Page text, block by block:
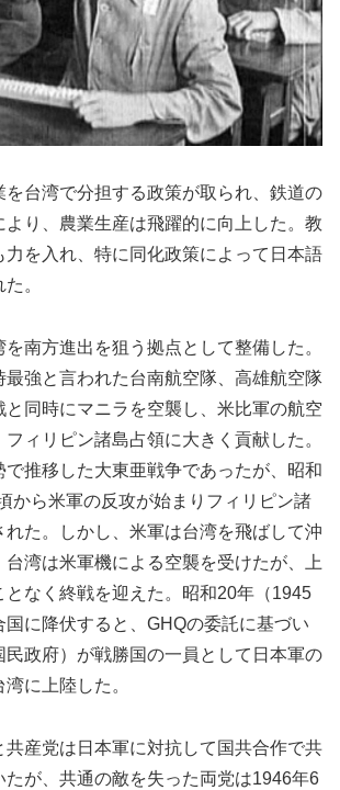
を台湾で分担する政策が取られ、鉄道の
より、農業生産は飛躍的に向上した。教
力を入れ、特に同化政策によって日本語
。
南方進出を狙う拠点として整備した。
最強と言われた台南航空隊、高雄航空隊
と同時にマニラを空襲し、米比軍の航空
ィリピン諸島占領に大きく貢献した。
で推移した大東亜戦争であったが、昭和
から米軍の反攻が始まりフィリピン諸
れた。しかし、米軍は台湾を飛ばして沖
湾は米軍機による空襲を受けたが、上
となく終戦を迎えた。昭和20年（1945
に降伏すると、GHQの委託に基づい
民政府）が戦勝国の一員として日本軍の
に上陸した。
共産党は日本軍に対抗して国共合作で共
たが、共通の敵を失った両党は1946年6